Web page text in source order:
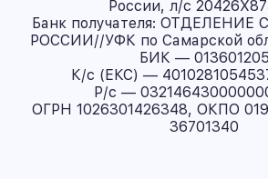
России, л/с
Банк получателя:
РОССИИ//УФК по Самарской
БИК — 013601205
К/с (ЕКС) —
Р/с —
ОГРН 1026301426348, ОКПО
36701340